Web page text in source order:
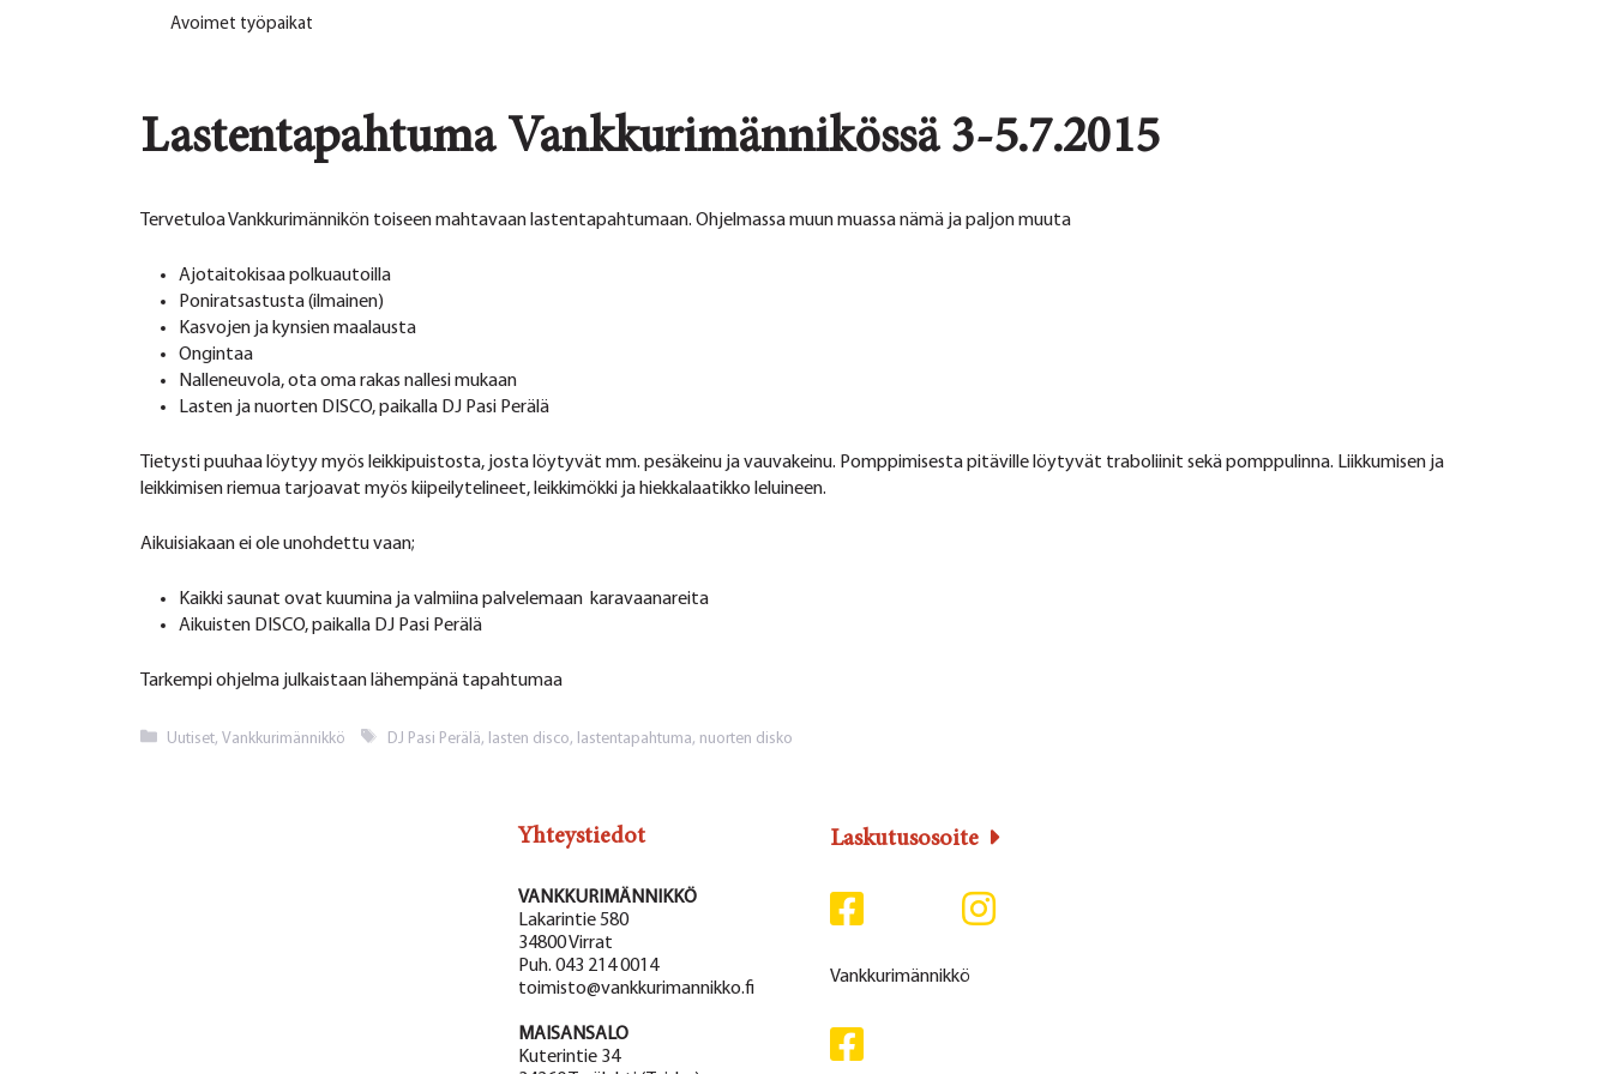
Avoimet työpaikat
Lastentapahtuma Vankkurimännikössä 3-5.7.2015
Tervetuloa Vankkurimännikön toiseen mahtavaan lastentapahtumaan. Ohjelmassa muun muassa nämä ja paljon muuta
Ajotaitokisaa polkuautoilla
Poniratsastusta (ilmainen)
Kasvojen ja kynsien maalausta
Ongintaa
Nalleneuvola, ota oma rakas nallesi mukaan
Lasten ja nuorten DISCO, paikalla DJ Pasi Perälä
Tietysti puuhaa löytyy myös leikkipuistosta, josta löytyvät mm. pesäkeinu ja vauvakeinu. Pomppimisesta pitäville löytyvät traboliinit sekä pomppulinna. Liikkumisen ja
leikkimisen riemua tarjoavat myös kiipeilytelineet, leikkimökki ja hiekkalaatikko leluineen.
Aikuisiakaan ei ole unohdettu vaan;
Kaikki saunat ovat kuumina ja valmiina palvelemaan karavaanareita
Aikuisten DISCO, paikalla DJ Pasi Perälä
Tarkempi ohjelma julkaistaan lähempänä tapahtumaa
Kategoriat
Uutiset, Vankkurimännikkö Avainsanat
DJ Pasi Perälä, lasten disco, lastentapahtuma, nuorten disko
Yhteystiedot
VANKKURIMÄNNIKKÖ
Lakarintie 580
34800 Virrat
Puh. 043 214 0014
toimisto@vankkurimannikko.fi
MAISANSALO
Kuterintie 34
Laskutusosoite
Vankkurimännikkö